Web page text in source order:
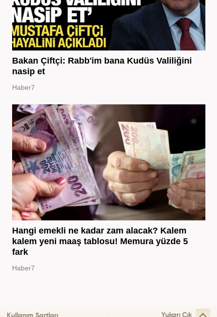
Bakan Çiftçi: Rabb'im bana Kudüs Valiliğini
nasip et
Haber7
Hangi emekli ne kadar zam alacak? Kalem
kalem yeni maaş tablosu! Memura yüzde 5
fark
Haber7
Kullanım Şartları Yukarı Çık